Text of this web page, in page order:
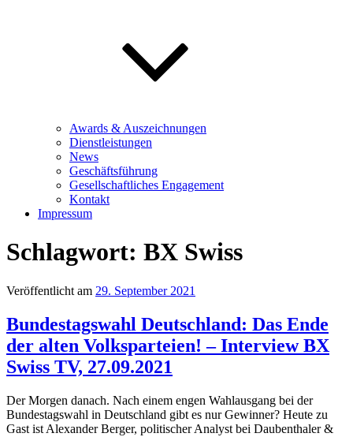
Awards & Auszeichnungen
Dienstleistungen
News
Geschäftsführung
Gesellschaftliches Engagement
Kontakt
Impressum
Schlagwort: BX Swiss
Veröffentlicht am 29. September 2021
Bundestagswahl Deutschland: Das Ende
der alten Volksparteien! – Interview BX
Swiss TV, 27.09.2021
Der Morgen danach. Nach einem engen Wahlausgang bei der
Bundestagswahl in Deutschland gibt es nur Gewinner? Heute zu
Gast ist Alexander Berger, politischer Analyst bei Daubenthaler &